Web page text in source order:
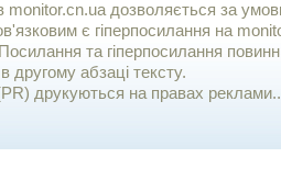
monitor.cn.ua дозволяється за
є гiперпосилання на
та гіперпосилання
абзаці тексту.
друкуються на правах реклами..